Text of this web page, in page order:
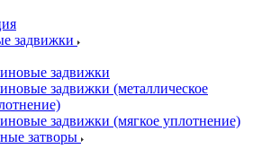
задвижки
задвижки
задвижки (металлическое
задвижки (мягкое уплотнение)
затворы